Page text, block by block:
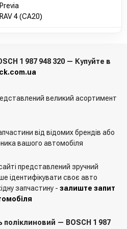
4 (CA20)
1 987 948 320 — Купуйте в
великий асортимент
від відомих брендів або
вашого автомобіля
представлений зручний
ідентифікувати своє авто
запчастину - залиште запит
поліклиновий — BOSCH 1 987